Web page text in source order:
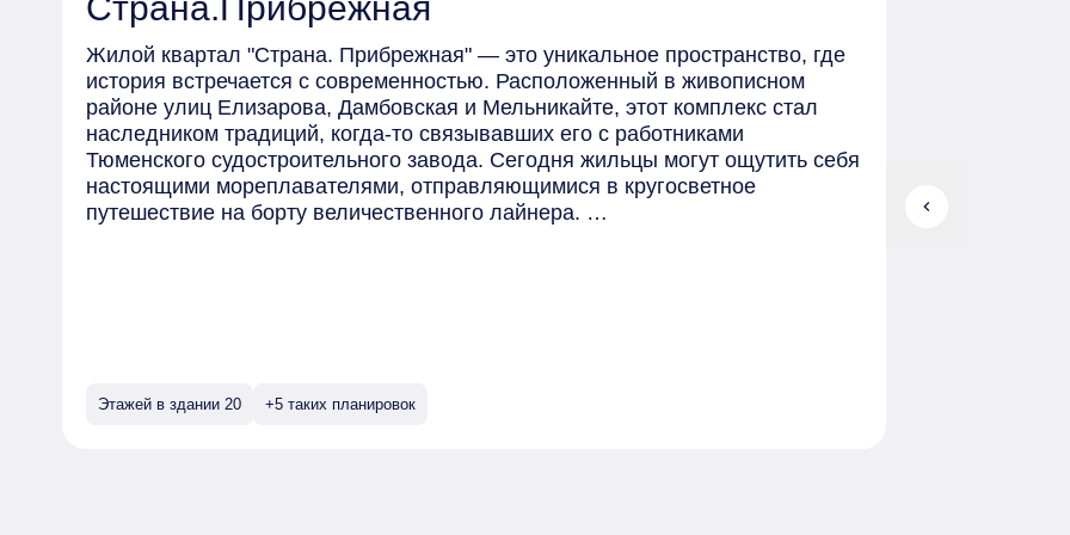
Жилой квартал "Страна. Прибрежная" — это уникальное пространство, где
история встречается с современностью. Расположенный в живописном
районе улиц Елизарова, Дамбовская и Мельникайте, этот комплекс стал
наследником традиций, когда-то связывавших его с работниками
Тюменского судостроительного завода. Сегодня жильцы могут ощутить себя
настоящими мореплавателями, отправляющимися в кругосветное
путешествие на борту величественного лайнера.
Фасады зданий выполнены в контрастных цветах и разнообразных
Этажей в здании 20 +5 таких планировок
chevron_left